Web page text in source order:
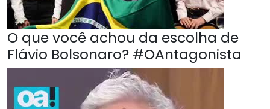
O que você achou da escolha de
Flávio Bolsonaro? #OAntagonista